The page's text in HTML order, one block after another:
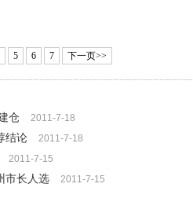
5 6 7 下一页>>
仓
2011-7-18
结论 2011-7-18
2011-7-15
市长人选 2011-7-15